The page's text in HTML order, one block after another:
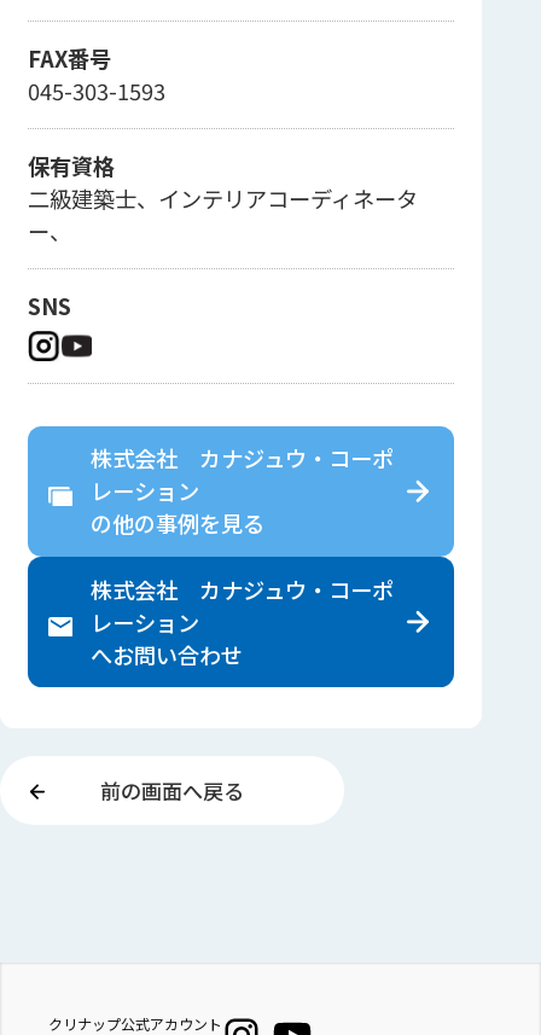
FAX番号
045-303-1593
保有資格
二級建築士、インテリアコーディネータ
ー、
SNS
株式会社 カナジュウ・コーポ
レーション
の他の事例を見る
株式会社 カナジュウ・コーポ
レーション
へお問い合わせ
前の画面へ戻る
クリナップ公式アカウント